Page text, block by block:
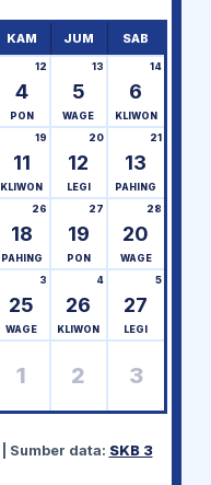
KAM JUM SAB
4
12
PON
5
13
WAGE
6
14
KLIWON
11
19
KLIWON
12
20
LEGI
13
21
PAHING
18
26
PAHING
19
27
PON
20
28
WAGE
25
3
WAGE
26
4
KLIWON
27
5
LEGI
1 2 3
| Sumber data: SKB 3